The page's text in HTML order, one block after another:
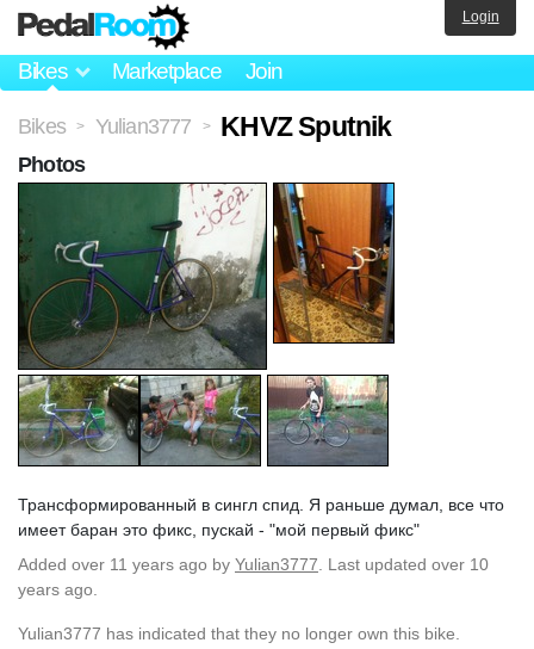
Bikes Marketplace Join
Login
Bikes > Yulian3777 > KHVZ Sputnik
Трансформированный в сингл спид. Я раньше думал, все что
имеет баран это фикс, пускай - "мой первый фикс"
Added over 11 years ago by Yulian3777 . Last updated over 10
years ago.
Yulian3777 has indicated that they no longer own this bike.
Photos